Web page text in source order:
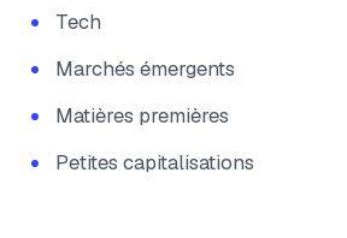
Tech
Marchés émergents
Matières premières
Petites capitalisations